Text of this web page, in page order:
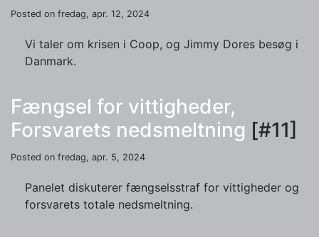
Posted on fredag, apr. 12, 2024
Vi taler om krisen i Coop, og Jimmy Dores besøg i
Danmark.
Fængsel for vittigheder,
Forsvarets nedsmeltning [#11]
Posted on fredag, apr. 5, 2024
Panelet diskuterer fængselsstraf for vittigheder og
forsvarets totale nedsmeltning.